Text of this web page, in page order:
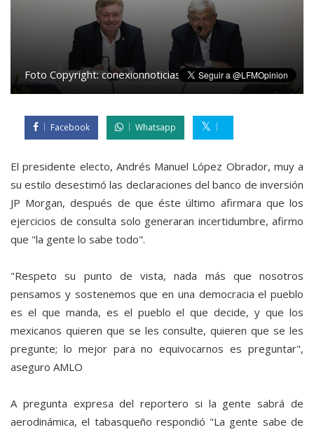
Foto Copyright:conexionnoticias.mx
Facebook Whatsapp
El presidente electo, Andrés Manuel López Obrador, muy a
su estilo desestimó las declaraciones del banco de inversión
JP Morgan, después de que éste último afirmara que los
ejercicios de consulta solo generaran incertidumbre, afirmo
que "la gente lo sabe todo".
"Respeto su punto de vista, nada más que nosotros
pensamos y sostenemos que en una democracia el pueblo
es el que manda, es el pueblo el que decide, y que los
mexicanos quieren que se les consulte, quieren que se les
pregunte; lo mejor para no equivocarnos es preguntar",
aseguro AMLO
A pregunta expresa del reportero si la gente sabrá de
aerodinámica, el tabasqueño respondió "La gente sabe de